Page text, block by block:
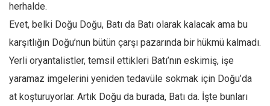
herhalde.
Evet, belki Doğu Doğu, Batı da Batı olarak kalacak ama bu
karşıtlığın Doğu’nun bütün çarşı pazarında bir hükmü kalmadı.
Yerli oryantalistler, temsil ettikleri Batı’nın eskimiş, işe
yaramaz imgelerini yeniden tedavüle sokmak için Doğu’da
at koşturuyorlar. Artık Doğu da burada, Batı da. İşte bunları